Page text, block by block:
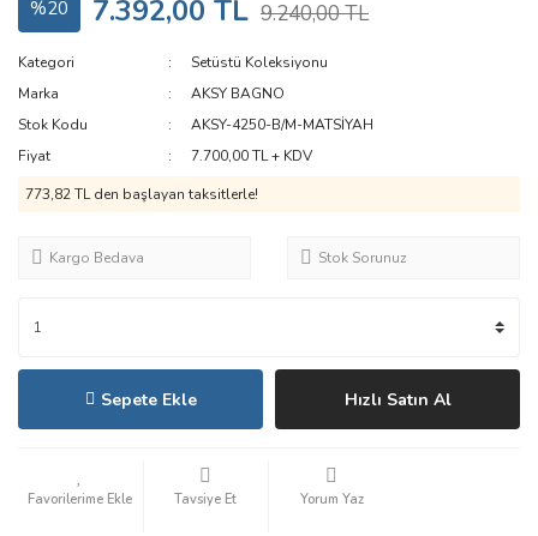
%20 7.392,00 TL 9.240,00 TL
Kategori
Setüstü Koleksiyonu
Marka
AKSY BAGNO
Stok Kodu
AKSY-4250-B/M-MATSİYAH
Fiyat
7.700,00 TL + KDV
773,82 TL den başlayan taksitlerle!
Kargo Bedava Stok Sorunuz
Sepete Ekle Hızlı Satın Al
Tavsiye Et Yorum Yaz